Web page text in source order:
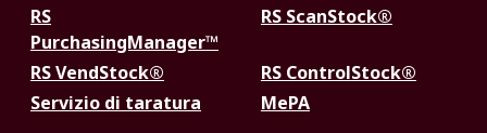
RS
PurchasingManager™
RS ScanStock®
RS VendStock®
RS ControlStock®
Servizio di taratura
MePA